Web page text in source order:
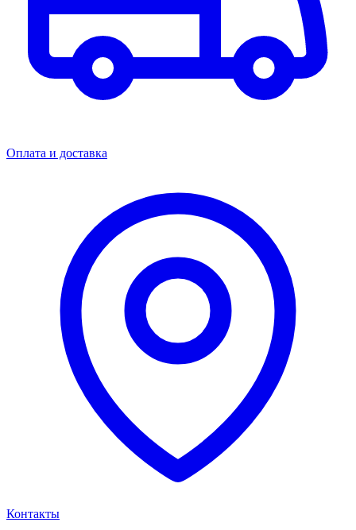
Оплата и доставка
Контакты